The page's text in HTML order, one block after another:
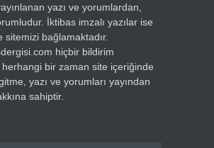
yazı ve yorumlardan,
İktibas imzalı yazılar ise
sitemizi bağlamaktadır.
hiçbir bildirim
bir zaman site içeriğinde
yazı ve yorumları yayından
sahiptir.